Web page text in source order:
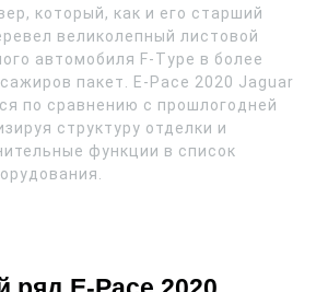
который, как и его старший
великолепный листовой
автомобиля F-Type в более
пакет. E-Pace 2020 Jaguar
по сравнению с прошлогодней
структуру отделки и
функции в список